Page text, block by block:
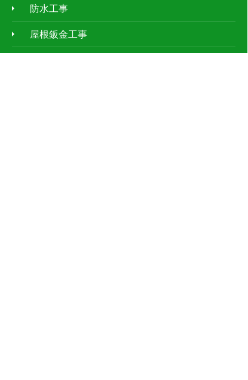
防水工事
屋根鈑金工事